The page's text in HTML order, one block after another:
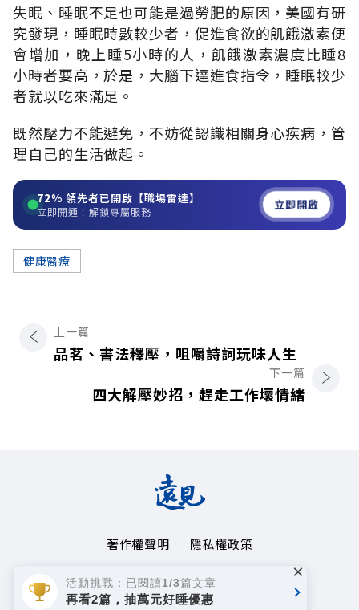
失眠、睡眠不足也可能是過勞肥的原因，美國有研
究發現，睡眠時數較少者，促進食欲的飢餓激素便
會增加，晚上睡5小時的人，飢餓激素濃度比睡8
小時者要高，於是，大腦下達進食指令，睡眠較少
者就以吃來滿足。
既然壓力不能避免，不妨從認識相關身心疾病，管
理自己的生活做起。
72% 領先者已開啟【職場雷達】
立即開通！解鎖專屬服務 立即開啟
健康醫療
上一篇
品茗、書法釋壓，咀嚼詩詞玩味人生
下一篇
四大解壓妙招，趕走工作壞情緒
著作權聲明
隱私權政策
Copyright© 1999~2026
遠見天下文化事業群. All rights reserved.
活動挑戰：已閱讀1/3篇文章
再看2篇，抽萬元好睡優惠
×